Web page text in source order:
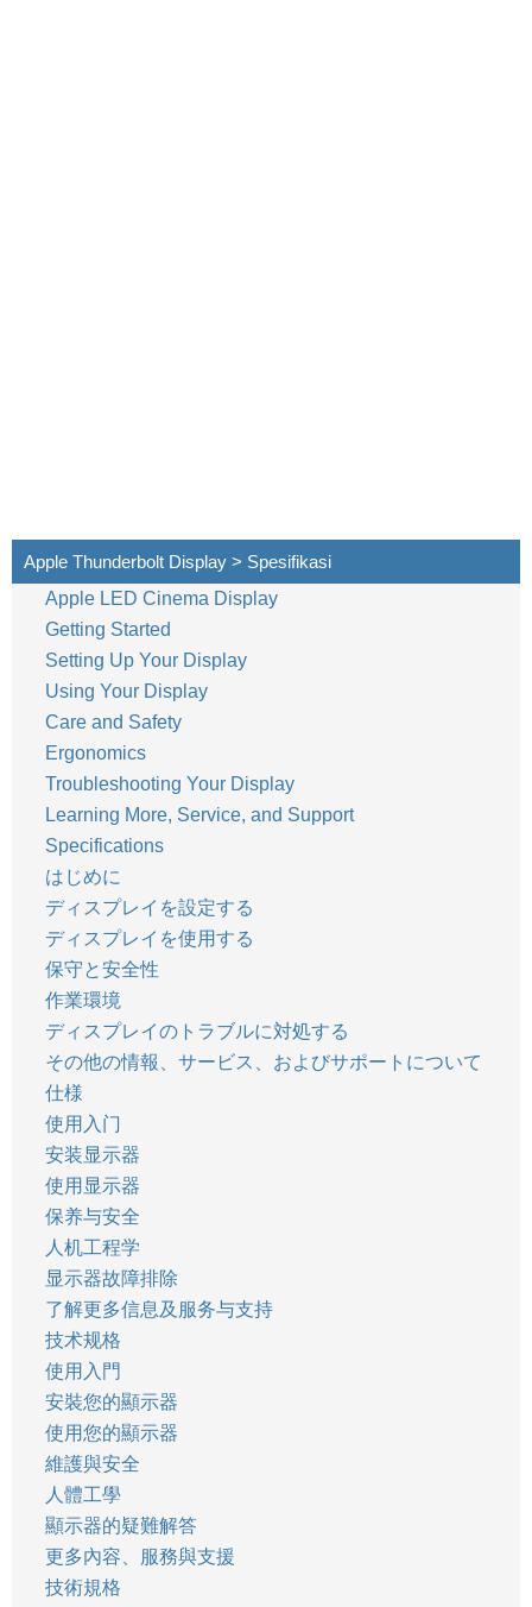
Apple Thunderbolt Display > Spesifikasi
Apple LED Cinema Display
Getting Started
Setting Up Your Display
Using Your Display
Care and Safety
Ergonomics
Troubleshooting Your Display
Learning More, Service, and Support
Specifications
はじめに
ディスプレイを設定する
ディスプレイを使用する
保守と安全性
作業環境
ディスプレイのトラブルに対処する
その他の情報、サービス、およびサポートについて
仕様
使用入门
安装显示器
使用显示器
保养与安全
人机工程学
显示器故障排除
了解更多信息及服务与支持
技术规格
使用入門
安裝您的顯示器
使用您的顯示器
維護與安全
人體工學
顯示器的疑難解答
更多內容、服務與支援
技術規格